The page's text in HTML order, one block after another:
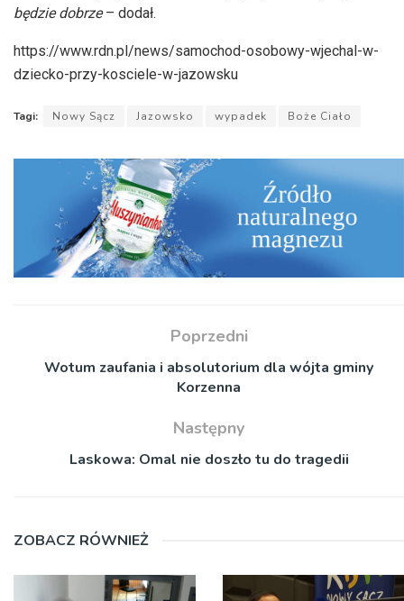
będzie dobrze– dodał.
https://www.rdn.pl/news/samochod-osobowy-wjechal-w-
dziecko-przy-kosciele-w-jazowsku
Tagi: Nowy Sącz Jazowsko wypadek Boże Ciało
Poprzedni
Wotum zaufania i absolutorium dla wójta gminy
Korzenna
Następny
Laskowa: Omal nie doszło tu do tragedii
ZOBACZ RÓWNIEŻ